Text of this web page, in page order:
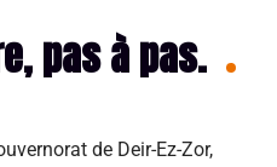
pas à pas.
de Deir-Ez-Zor,